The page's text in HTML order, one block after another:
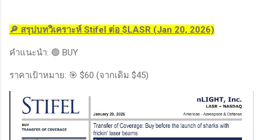
🔎 สรุปบทวิเคราะห์ Stifel ต่อ $LASR (Jan 20, 2026)
คำแนะนำ: 🟢 BUY
ราคาเป้าหมาย: 🎯 $60 (จากเดิม $45)